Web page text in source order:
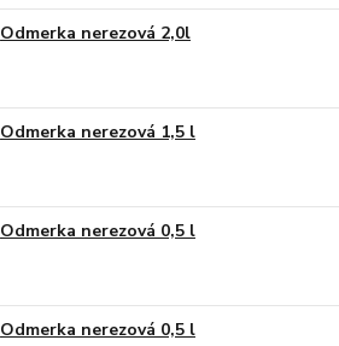
Odmerka nerezová 2,0l
Odmerka nerezová 1,5 l
Odmerka nerezová 0,5 l
Odmerka nerezová 0,5 l